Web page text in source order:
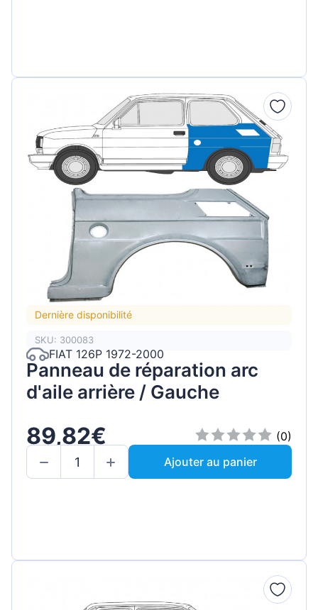
Dernière disponibilité
SKU: 300083
FIAT 126P 1972-2000
Panneau de réparation arc
d'aile arrière / Gauche
89,82€
(0)
Ajouter au panier